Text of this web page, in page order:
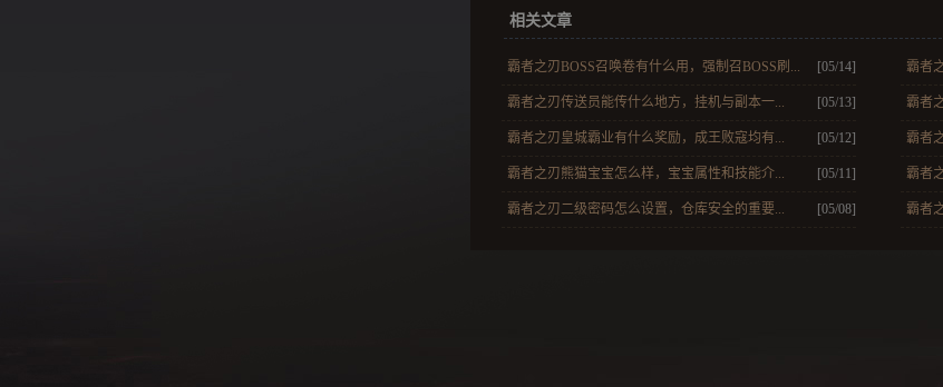
相关文章
[05/14]
霸者之刃BOSS召唤卷有什么用，强制召BOSS刷... 霸者
[05/13]
霸者之刃传送员能传什么地方，挂机与副本一... 霸者
[05/12]
霸者之刃皇城霸业有什么奖励，成王败寇均有... 霸者
[05/11]
霸者之刃熊猫宝宝怎么样，宝宝属性和技能介... 霸者
[05/08]
霸者之刃二级密码怎么设置，仓库安全的重要... 霸者